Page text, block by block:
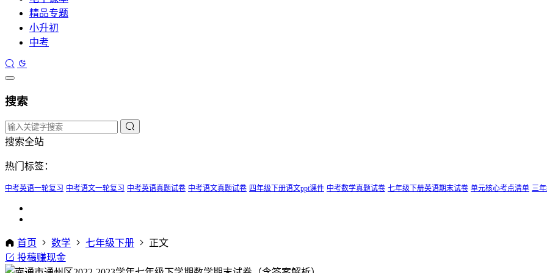
精品专题
小升初
中考
搜索
搜索全站
热门标签：
中考英语一轮复习 中考语文一轮复习 中考英语真题试卷 中考语文真题试卷 四年级下册语文ppt课件 中考数学真题试卷 七年级下册英语期末试卷 单元核心考点清单 三
首页 数学 七年级下册
正文
投稿赚现金